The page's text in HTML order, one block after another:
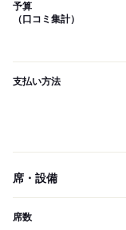
予算
（口コミ集計）
支払い方法
席・設備
席数